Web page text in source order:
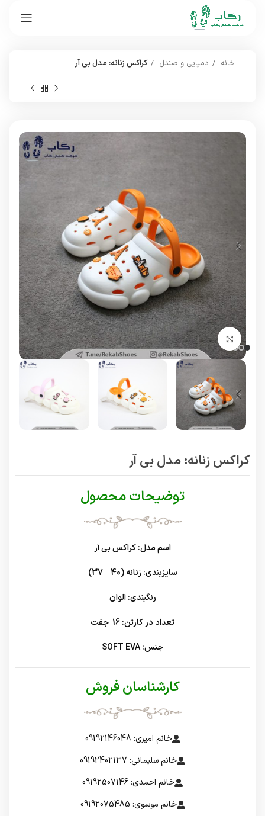
خانه دمپایی و صندل کراکس زنانه: مدل بی آر
برای بزرگنمایی کلیک کنید
کراکس زنانه: مدل بی آر
توضیحات محصول
اسم مدل: کراکس بی آر
سایزبندی: زنانه (40 – 37)
رنگبندی: الوان
تعداد در کارتن: 16 جفت
جنس: SOFT EVA
کارشناسان فروش
خانم امیری: 09192146048
خانم سلیمانی: 09192402137
خانم احمدی: 09192507146
خانم موسوی: 09192075485